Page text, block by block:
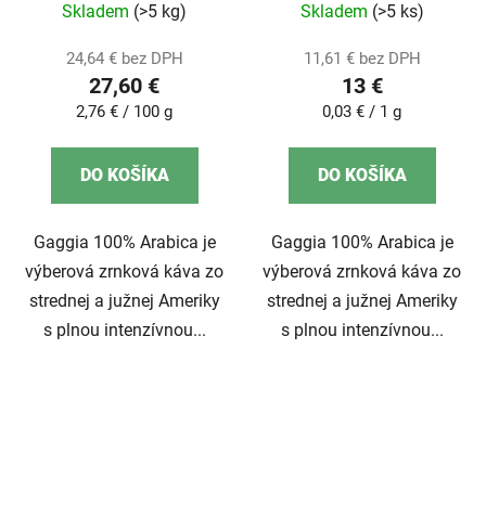
Skladem (>5 kg)
24,64 € bez DPH
27,60 €
Jednotková
2,76 € / 100 g
DO KOŠÍKA
Gaggia 100% Arabica je
výberová zrnková káva zo
strednej a južnej Ameriky
s plnou intenzívnou...
Skladem (>5 ks)
11,61 € bez DPH
13 €
Jednotková
0,03 € / 1 g
DO KOŠÍKA
Gaggia 100% Arabica je
výberová zrnková káva zo
strednej a južnej Ameriky
s plnou intenzívnou...